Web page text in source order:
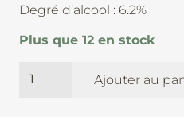
Degré d’alcool : 6.2%
Plus que 12 en stock
de
Ajouter au